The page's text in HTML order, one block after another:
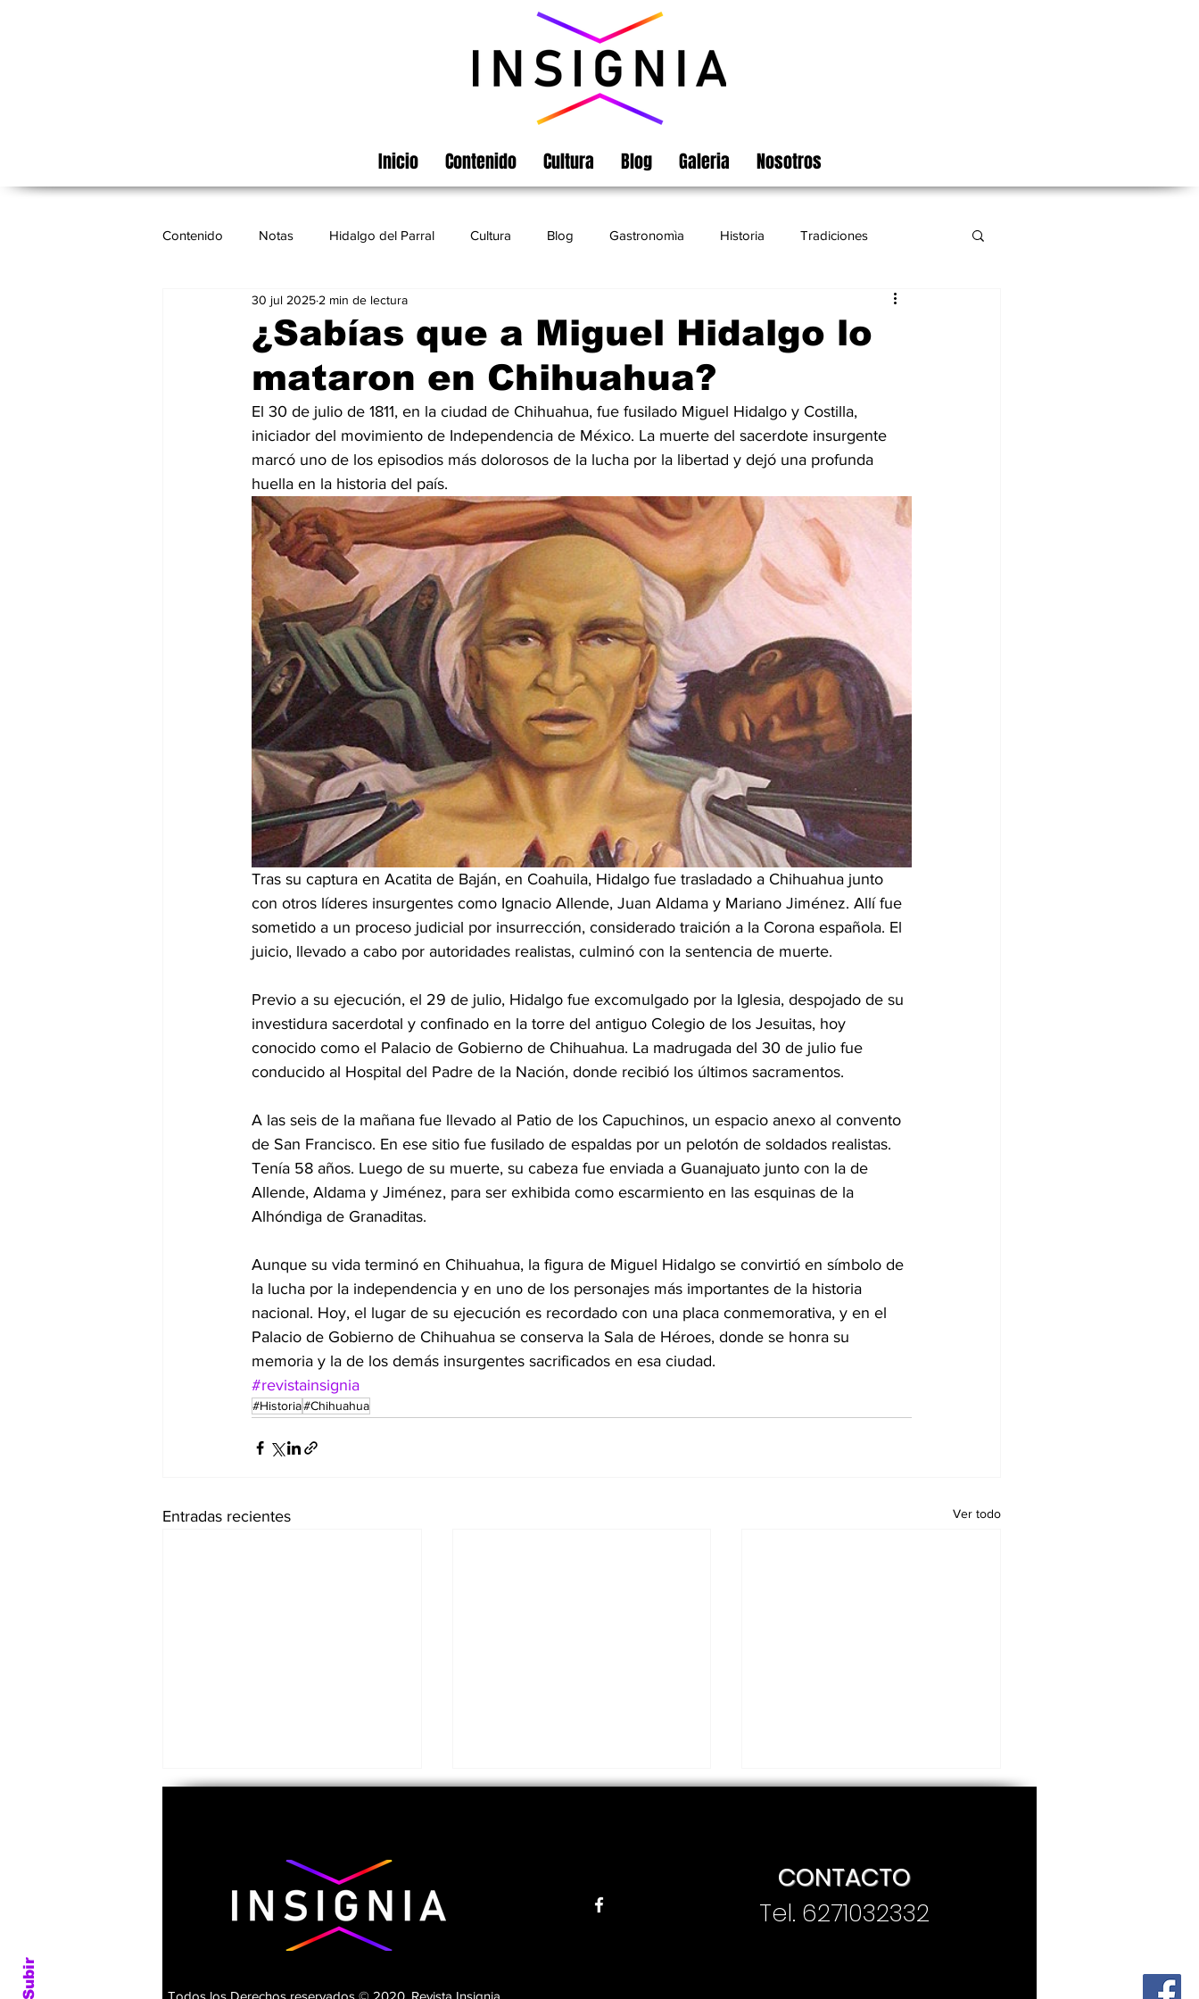
Inicio Contenido Cultura Blog Galeria Nosotros
Contenido Notas Hidalgo del Parral Cultura Blog Gastronomìa Historia Tradiciones
Cinematografía México Turismo
¿Sabías que a Miguel Hidalgo lo
mataron en Chihuahua?
30 jul 2025 2 min de lectura
El 30 de julio de 1811, en la ciudad de Chihuahua, fue fusilado Miguel Hidalgo y Costilla,
iniciador del movimiento de Independencia de México. La muerte del sacerdote insurgente
marcó uno de los episodios más dolorosos de la lucha por la libertad y dejó una profunda
huella en la historia del país.
Tras su captura en Acatita de Baján, en Coahuila, Hidalgo fue trasladado a Chihuahua junto
con otros líderes insurgentes como Ignacio Allende, Juan Aldama y Mariano Jiménez. Allí fue
sometido a un proceso judicial por insurrección, considerado traición a la Corona española. El
juicio, llevado a cabo por autoridades realistas, culminó con la sentencia de muerte.
Previo a su ejecución, el 29 de julio, Hidalgo fue excomulgado por la Iglesia, despojado de su
investidura sacerdotal y confinado en la torre del antiguo Colegio de los Jesuitas, hoy
conocido como el Palacio de Gobierno de Chihuahua. La madrugada del 30 de julio fue
conducido al Hospital del Padre de la Nación, donde recibió los últimos sacramentos.
A las seis de la mañana fue llevado al Patio de los Capuchinos, un espacio anexo al convento
de San Francisco. En ese sitio fue fusilado de espaldas por un pelotón de soldados realistas.
Tenía 58 años. Luego de su muerte, su cabeza fue enviada a Guanajuato junto con la de
Allende, Aldama y Jiménez, para ser exhibida como escarmiento en las esquinas de la
Alhóndiga de Granaditas.
Aunque su vida terminó en Chihuahua, la figura de Miguel Hidalgo se convirtió en símbolo de
la lucha por la independencia y en uno de los personajes más importantes de la historia
nacional. Hoy, el lugar de su ejecución es recordado con una placa conmemorativa, y en el
Palacio de Gobierno de Chihuahua se conserva la Sala de Héroes, donde se honra su
memoria y la de los demás insurgentes sacrificados en esa ciudad.
#revistainsignia
#Historia#Chihuahua
Entradas recientes Ver todo
Lago de Arareko
Subir Todos los Derechos reservados © 2020. Revista Insignia
CONTACTO
Tel. 6271032332